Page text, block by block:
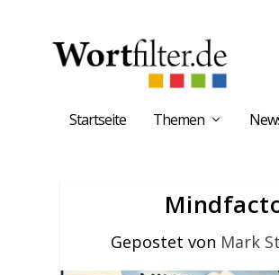
Startseite Themen
Gepostet von Mark